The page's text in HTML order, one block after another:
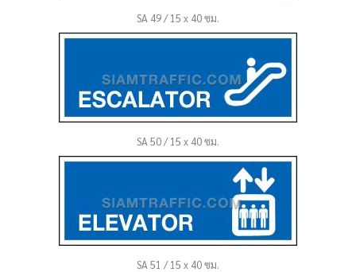
SA 49 / 15 x 40 ซม.
SA 50 / 15 x 40 ซม.
SA 51 / 15 x 40 ซม.